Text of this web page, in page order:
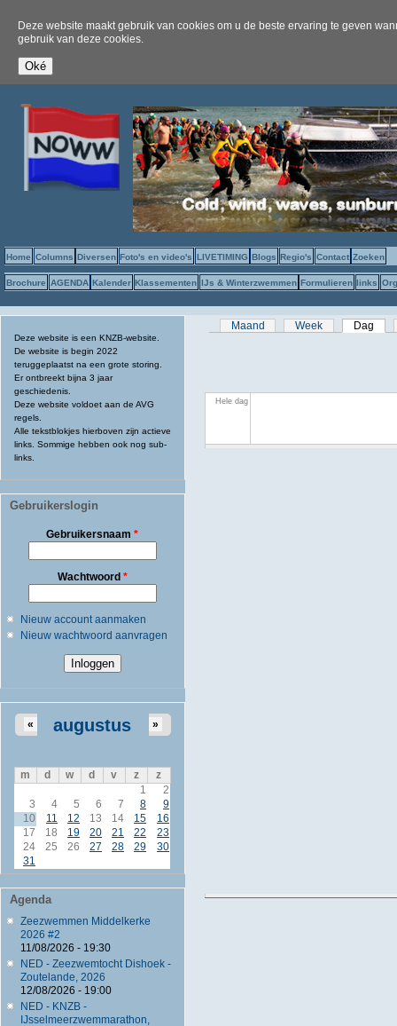
Deze website maakt gebruik van cookies om u de beste ervaring te geven
gebruik van deze cookies.
Home Columns Diversen Foto's en video's LIVETIMING Blogs Regio's Contact Zoeken
Brochure AGENDA Kalender Klassementen IJs & Winterzwemmen Formulieren links
Deze website is een KNZB-website.
De website is begin 2022
teruggeplaatst na een grote storing.
Er ontbreekt bijna 3 jaar
geschiedenis.
Deze website voldoet aan de AVG
regels.
Alle tekstblokjes hierboven zijn actieve
links. Sommige hebben ook nog sub-
links.
Gebruikerslogin
Gebruikersnaam*
Wachtwoord *
Nieuw account aanmaken
Nieuw wachtwoord aanvragen
augustus
« »
m d w d v z
z
1
2
3
4 5 6 7 8
9
10
11 12 13 14 15
16
17
18 19 20 21 22
23
24
25 26 27 28 29
30
31
Agenda
Zeezwemmen Middelkerke
2026 #2
11/08/2026 - 19:30
NED - Zeezwemtocht Dishoek -
Zoutelande, 2026
12/08/2026 - 19:00
NED - KNZB -
IJsselmeerzwemmarathon,
Primaire tabs
Maand Week Dag
Hele dag